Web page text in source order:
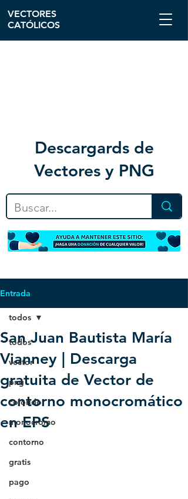
Descargards de
Vectores y PNG
VECTORES
CATÓLICOS
Entrada
todos
vector
png
colorido
monocromo
contorno
gratis
pago
todos
San Juan Bautista María
Vianney | Descarga
gratuita de Vector de
contorno monocromático
en EPS